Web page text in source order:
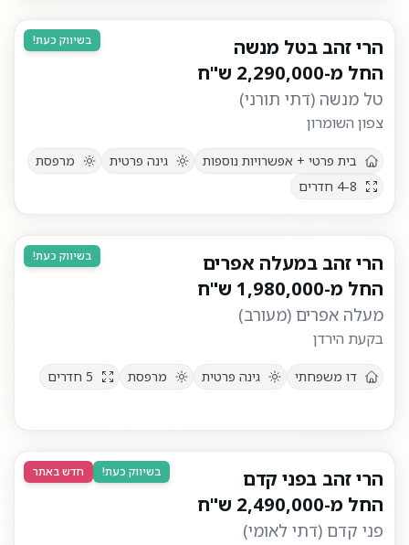
בשיווק כעת!
הרי זהב בטל מנשה
החל מ-2,290,000 ש"ח
טל מנשה (דתי תורני)
צפון השומרון
בית פרטי + אפשרויות נוספות גינה פרטית
מרפסת
4-8 חדרים
בשיווק כעת!
הרי זהב במעלה אפרים
החל מ-1,980,000 ש"ח
מעלה אפרים (מעורב)
בקעת הירדן
דו משפחתי גינה פרטית מרפסת 5 חדרים
בשיווק כעת! חדש באתר
הרי זהב בפני קדם
החל מ-2,490,000 ש"ח
פני קדם (דתי לאומי)